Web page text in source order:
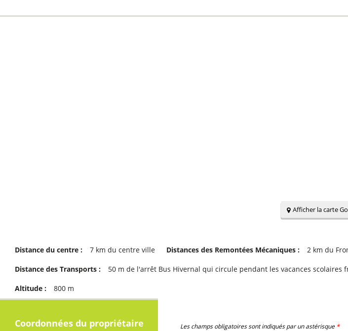
Afficher la carte
Distance du centre : 7 km du centre ville Distances des Remontées Mécaniques : 2 km du
Distance des Transports : 50 m de l'arrêt Bus Hivernal qui circule pendant les vacances scolaires
Altitude : 800 m
Les champs obligatoires sont indiqués par un astérisque *
Coordonnées du propriétaire